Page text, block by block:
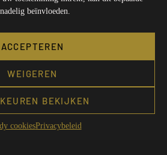
beïnvloeden.
ACCEPTEREN
WEIGEREN
BEKIJKEN
cookiesPrivacybeleid